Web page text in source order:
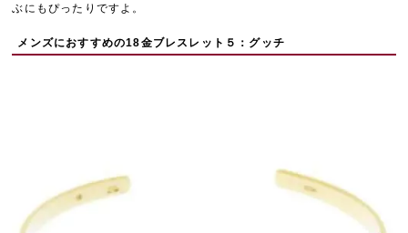
ぶにもぴったりですよ。
メンズにおすすめの18金ブレスレット５：グッチ